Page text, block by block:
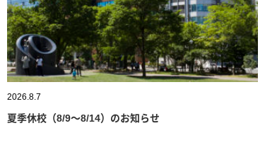
2026.8.7
夏季休校（8/9～8/14）のお知らせ